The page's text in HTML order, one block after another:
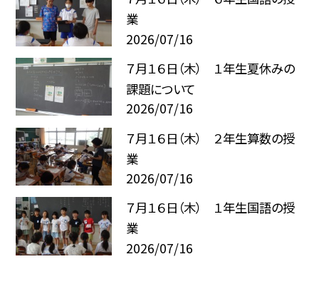
業
2026/07/16
７月１６日（木） １年生夏休みの
課題について
2026/07/16
７月１６日（木） ２年生算数の授
業
2026/07/16
７月１６日（木） １年生国語の授
業
2026/07/16